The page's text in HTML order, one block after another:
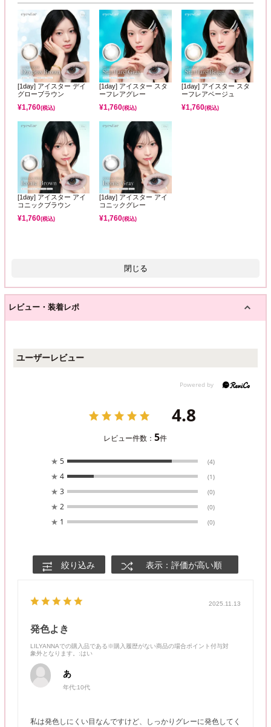
[1day] アイスター デイ
グローブラウン
¥1,760(税込)
[1day] アイスター スタ
ーフレアグレー
¥1,760(税込)
[1day] アイスター スタ
ーフレアベージュ
¥1,760(税込)
[1day] アイスター アイ
コニックブラウン
¥1,760(税込)
[1day] アイスター アイ
コニックグレー
¥1,760(税込)
閉じる
レビュー・装着レポ
ユーザーレビュー
4.8
レビュー件数：5件
★ 5 (4)
★ 4 (1)
★ 3 (0)
★ 2 (0)
★ 1 (0)
絞り込み 表示：評価が高い順
2025.11.13
発色よき
LILYANNAでの購入品である※購入履歴がない商品の場合ポイント付与対
象外となります。
:はい
あ
年代:10代
私は発色しにくい目なんですけど、しっかりグレーに発色してく